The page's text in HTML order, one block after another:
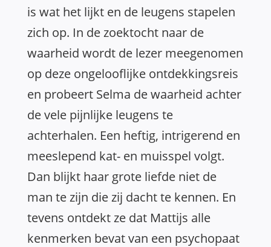
is wat het lijkt en de leugens stapelen
zich op. In de zoektocht naar de
waarheid wordt de lezer meegenomen
op deze ongelooflijke ontdekkingsreis
en probeert Selma de waarheid achter
de vele pijnlijke leugens te
achterhalen. Een heftig, intrigerend en
meeslepend kat- en muisspel volgt.
Dan blijkt haar grote liefde niet de
man te zijn die zij dacht te kennen. En
tevens ontdekt ze dat Mattijs alle
kenmerken bevat van een psychopaat